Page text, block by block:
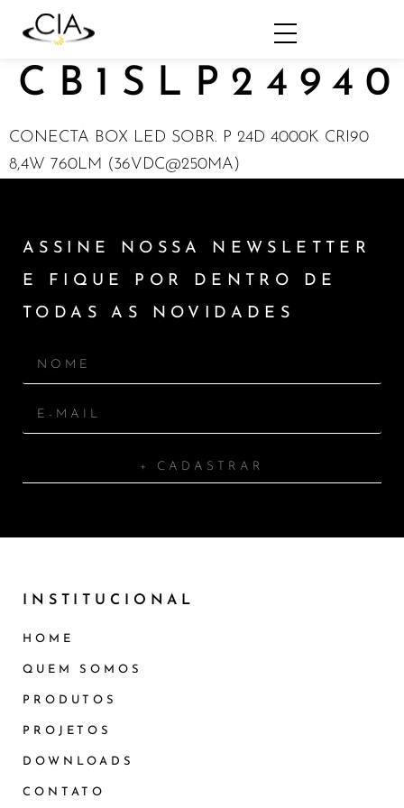
CB1SLP24940
CONECTA BOX LED SOBR. P 24D 4000K CRI90
8,4W 760LM (36VDC@250MA)
ASSINE NOSSA NEWSLETTER
E FIQUE POR DENTRO DE
TODAS AS NOVIDADES
+ CADASTRAR
INSTITUCIONAL
HOME
QUEM SOMOS
PRODUTOS
PROJETOS
DOWNLOADS
CONTATO